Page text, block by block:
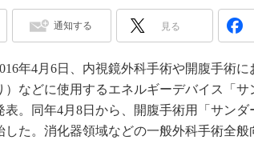
スマート工場EXPO
EdgeTech+
日本ものづくり
AUTOMOTIVE
産業オープンネ
車載ソ
無償設
3Dプリ
デジタ
通知する 見る
年4月6日、内視鏡外科手術や開腹手術に
）などに使用するエネルギーデバイス「
表。同年4月8日から、開腹手術用「サン
た。消化器領域などの一般外科手術全般